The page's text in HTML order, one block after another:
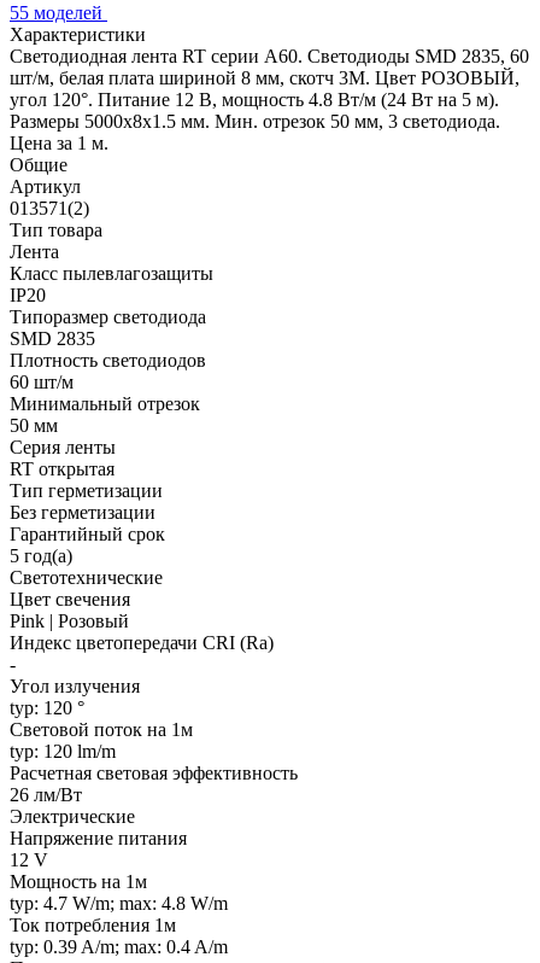
55 моделей
Характеристики
Светодиодная лента RT серии A60. Светодиоды SMD 2835, 60
шт/м, белая плата шириной 8 мм, скотч 3M. Цвет РОЗОВЫЙ,
угол 120°. Питание 12 В, мощность 4.8 Вт/м (24 Вт на 5 м).
Размеры 5000x8x1.5 мм. Мин. отрезок 50 мм, 3 светодиода.
Цена за 1 м.
Общие
Артикул
013571(2)
Тип товара
Лента
Класс пылевлагозащиты
IP20
Типоразмер светодиода
SMD 2835
Плотность светодиодов
60 шт/м
Минимальный отрезок
50 мм
Серия ленты
RT открытая
Тип герметизации
Без герметизации
Гарантийный срок
5 год(а)
Светотехнические
Цвет свечения
Pink | Розовый
Индекс цветопередачи CRI (Ra)
-
Угол излучения
typ: 120 °
Световой поток на 1м
typ: 120 lm/m
Расчетная световая эффективность
26 лм/Вт
Электрические
Напряжение питания
12 V
Мощность на 1м
typ: 4.7 W/m; max: 4.8 W/m
Ток потребления 1м
typ: 0.39 A/m; max: 0.4 A/m